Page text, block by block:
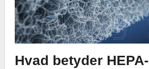
Hvad betyder HEPA-